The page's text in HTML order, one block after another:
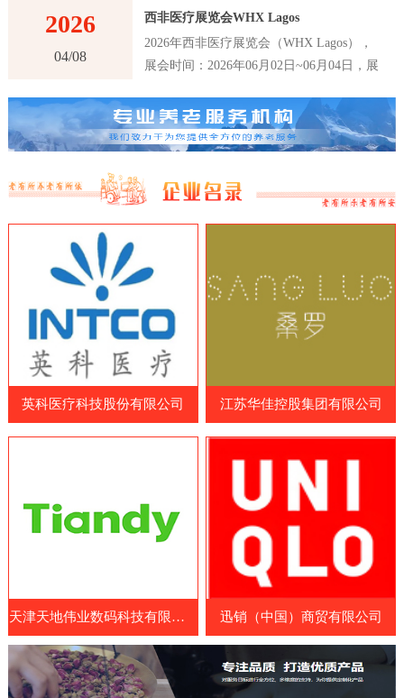
New Ratchadapisek Rd., Khlong Toei,
家会议中心（QSNCC），主办方：Informa
积：30000平米，参展观众：41000人，参展
商数量及参展品牌达到1120家。亚洲保健食
品及原料展览会VitafoodsAsia首届举办时间
展览会之一。展览会每年举办一次，为参展
商和观众提供了一个交流和合作的平台，以
世界各地的专业人士和制造商，包括保健食
品和营养补充剂制造商、原料和配料供应
商、包装和设备制造商等。参展国家包括中
国、日本、韩国、澳大利亚、美国、欧洲
等。展览会涵盖了各种保健食品及原料领
学用途食品、天然保健
2026
04/08
西非医疗展览会WHX Lagos
2026年西非医疗展览会（WHX Lagos），
展会时间：2026年06月02日~06月04日，展
Corporation Dr, Victoria Island 106104,
Annex, Lagos, 尼日利亚-拉各斯世博中心，
主办方：英富曼展览集团，举办周期：一年
16147人，参展商数量及参展品牌达到180
家。西非医疗展览会WHX Lagos是西非地
展览会是医疗行业的专业展览会，吸引了来
自世界各地的医疗设备制造商、医疗器械制
造商、药品制造商、医疗耗材供应商和相关
企业等专业人士。WHX Lagos展览会展示
了最新的医疗设备、技术和服务，包括医疗
成像设备、手术器械、诊断设备、康复设
备、医疗耗材和药品等。参展商可以展示其
最新的医疗设备、技术和服务，与其他业内
Lagos展览会还提供了一系列的研讨会和论
坛，向参展商和参观者提供了医疗行业的最
新见解、经验和知识。展览会
英科医疗科技股份有限公司 江苏华佳控股集团有限公司
天津天地伟业数码科技有限公司 迅销（中国）商贸有限公司